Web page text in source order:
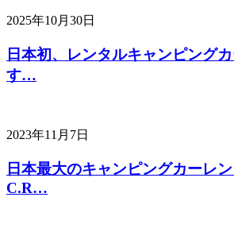
2025年10月30日
日本初、レンタルキャンピング
す…
2023年11月7日
日本最大のキャンピングカーレ
C.R…